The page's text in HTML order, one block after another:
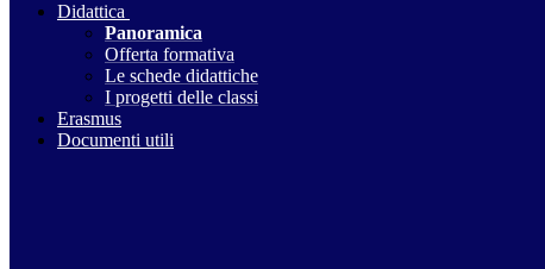
Didattica
Panoramica
Offerta formativa
Le schede didattiche
I progetti delle classi
Erasmus
Documenti utili